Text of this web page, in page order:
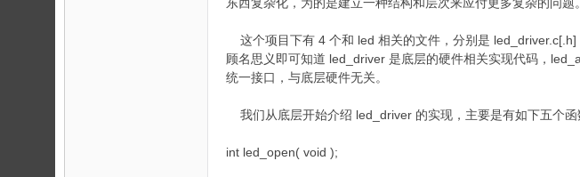
这个项目下有 4 个和 led 相关的文件，分别是 led_driver.c[.h]
顾名思义即可知道 led_driver 是底层的硬件相关实现代码，
统一接口，与底层硬件无关。
我们从底层开始介绍 led_driver 的实现，主要是有如下五个函
int led_open( void );